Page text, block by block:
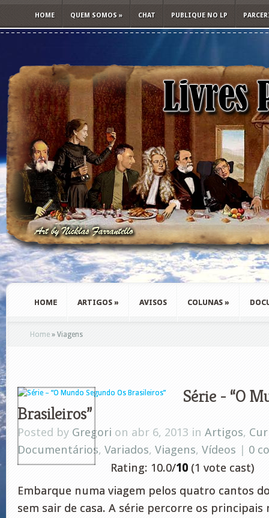
HOME QUEM SOMOS » CHAT PUBLIQUE NO LP
HOME ARTIGOS » AVISOS COLUNAS »
Home » Viagens
Série - “O
Brasileiros”
Posted by Gregori on abr 6, 2013 in Artigos,
Documentários, Variados, Viagens, Vídeos | 0
Rating: 10.0/10 (1 vote cast)
Embarque numa viagem pelos quatro cantos
sem sair de casa. A série percorre os